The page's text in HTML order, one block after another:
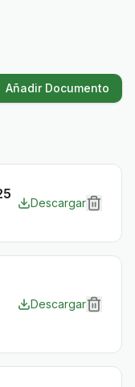
Añadir Documento
Descargar
Descargar